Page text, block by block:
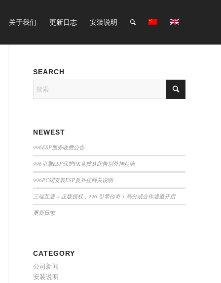
关于我们 更新日志 安装说明
SEARCH
NEWEST
996ESP服务收费公告
996引擎ESP保护PK竞技从此告别外挂烦恼
996PC端安装ESP反外挂网关说明
三端互通 + 正版授权，996 引擎传奇 3 高分成合作通道开启
更新日志
CATEGORY
公司新闻
安装说明